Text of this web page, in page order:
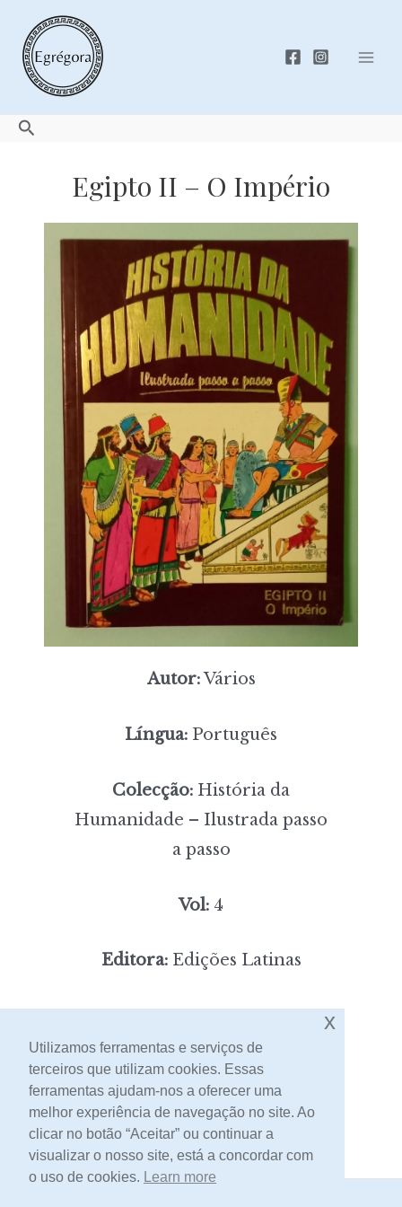
content
Search
Egipto II – O Império
Autor:Vários
Língua: Português
Colecção: História da
Humanidade – Ilustrada passo
a passo
Vol: 4
Editora:Edições Latinas
[portes incluídos]
Contacto
Utilizamos ferramentas e serviços de
terceiros que utilizam cookies. Essas
ferramentas ajudam-nos a oferecer uma
melhor experiência de navegação no site. Ao
clicar no botão “Aceitar” ou continuar a
visualizar o nosso site, está a concordar com
o uso de cookies. Learn more
x